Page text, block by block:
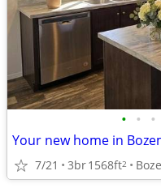
• • •
Your new home in
7/21 3br1568ft2